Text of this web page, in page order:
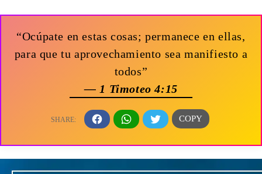
“Ocúpate en estas cosas; permanece en ellas,
para que tu aprovechamiento sea manifiesto a
todos”
— 1 Timoteo 4:15